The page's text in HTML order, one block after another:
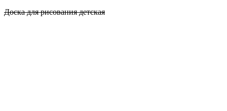
Доска для рисования детская